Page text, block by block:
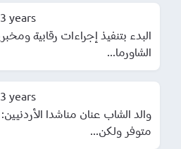
3 years
البدء بتنفيذ إجراءات رقابية
الشاورما...
3 years
والد الشاب عنان مناشدا
متوفر ولكن...